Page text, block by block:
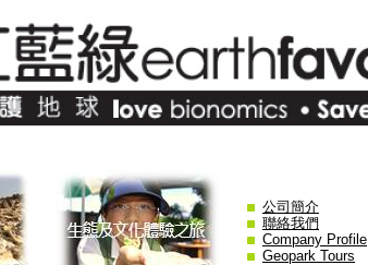
公司簡介
聯絡我們
Company Profile
Geopark Tours